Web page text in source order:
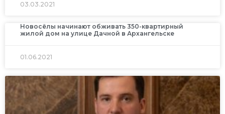
03.03.2021
Новосёлы начинают обживать 350-квартирный
жилой дом на улице Дачной в Архангельске
01.06.2021